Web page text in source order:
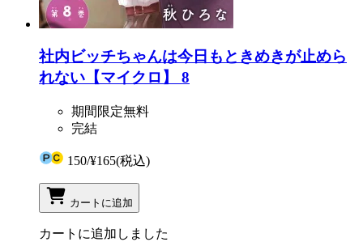
社内ビッチちゃんは今日もときめきが止めら
れない【マイクロ】 8
期間限定無料
完結
150/¥165(税込)
カートに追加
カートに追加しました